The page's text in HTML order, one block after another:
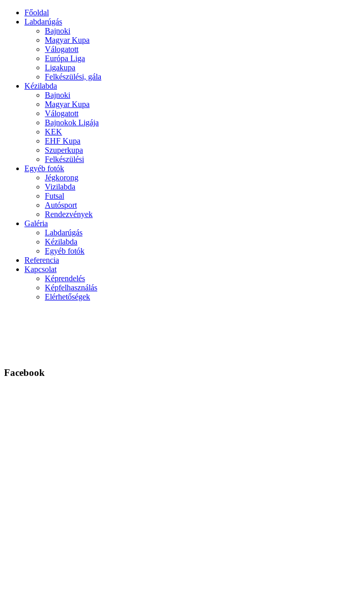
Főoldal
Labdarúgás
Bajnoki
Magyar Kupa
Válogatott
Európa Liga
Ligakupa
Felkészülési, gála
Kézilabda
Bajnoki
Magyar Kupa
Válogatott
Bajnokok Ligája
KEK
EHF Kupa
Szuperkupa
Felkészülési
Egyéb fotók
Jégkorong
Vizilabda
Futsal
Autósport
Rendezvények
Galéria
Labdarúgás
Kézilabda
Egyéb fotók
Referencia
Kapcsolat
Képrendelés
Képfelhasználás
Elérhetőségek
Facebook